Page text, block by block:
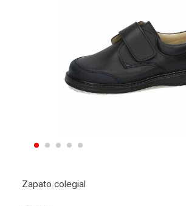
Zapato colegial